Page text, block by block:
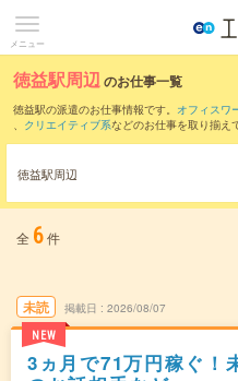
メニュー
徳益駅周辺のお仕事一覧
徳益駅の派遣のお仕事情報です。 オフィスワ
、 クリエイティブ系などのお仕事を取り揃え
また、大善寺駅
いただけます。
徳益駅周辺
全 6件
未読
NEW
掲載日 2026/08/07
3ヵ月で71万円稼ぐ！